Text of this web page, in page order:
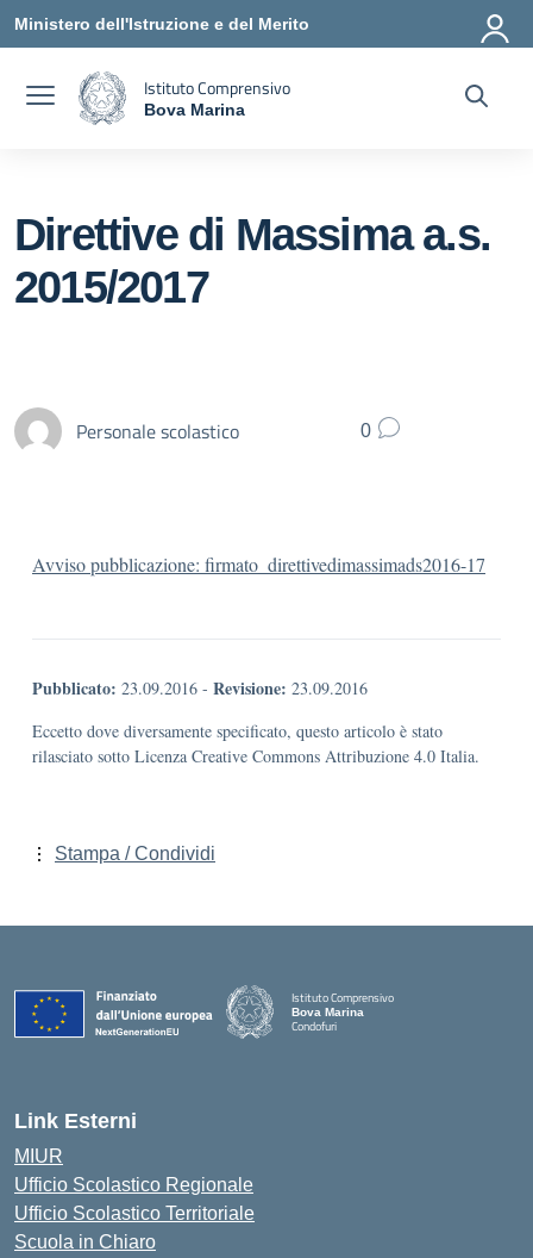
Ministero dell'Istruzione e del Merito
Istituto Comprensivo
Bova Marina
Direttive di Massima a.s.
2015/2017
Personale scolastico 0
Avviso pubblicazione: firmato_direttivedimassimads2016-17
Pubblicato: 23.09.2016 - Revisione: 23.09.2016
Eccetto dove diversamente specificato, questo articolo è stato
rilasciato sotto Licenza Creative Commons Attribuzione 4.0 Italia.
Stampa / Condividi
Istituto Comprensivo
Bova Marina
Condofuri
Link Esterni
MIUR
Ufficio Scolastico Regionale
Ufficio Scolastico Territoriale
Scuola in Chiaro